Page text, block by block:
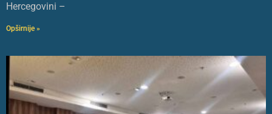
Hercegovini –
Opširnije »